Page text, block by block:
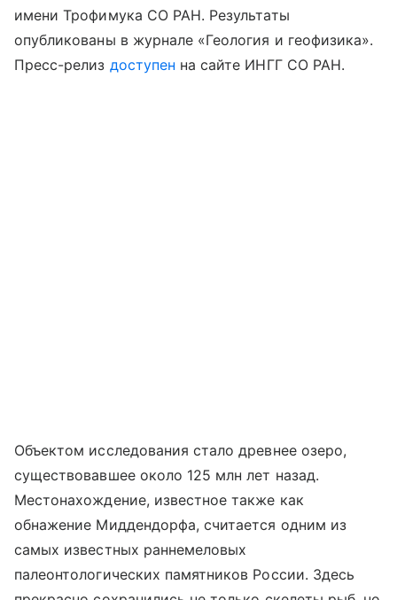
имени Трофимука СО РАН. Результаты
опубликованы в журнале «Геология и геофизика».
Пресс-релиз доступен на сайте ИНГГ СО РАН.
Объектом исследования стало древнее озеро,
существовавшее около 125 млн лет назад.
Местонахождение, известное также как
обнажение Миддендорфа, считается одним из
самых известных раннемеловых
палеонтологических памятников России. Здесь